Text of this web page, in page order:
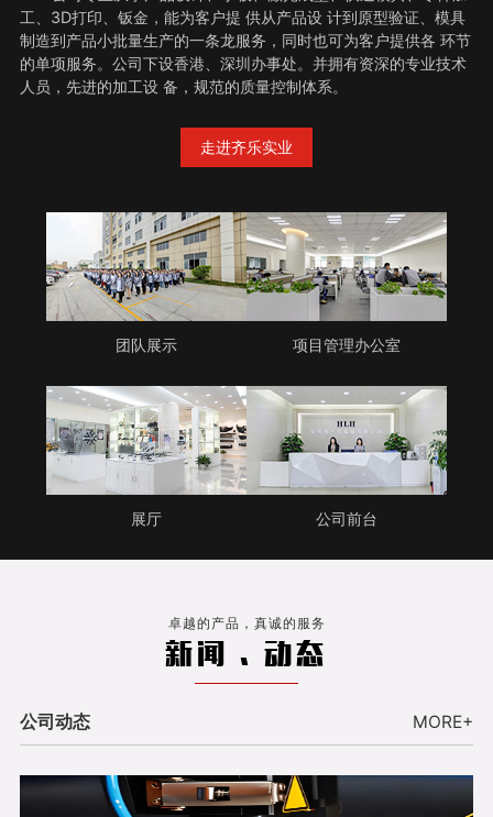
工、3D打印、钣金，能为客户提 供从产品设 计到原型验证、模具
制造到产品小批量生产的一条龙服务，同时也可为客户提供各 环节
的单项服务。公司下设香港、深圳办事处。并拥有资深的专业技术
人员，先进的加工设 备，规范的质量控制体系。
走进齐乐实业
团队展示 项目管理办公室
展厅 公司前台
卓越的产品，真诚的服务
新闻 . 动态
公司动态 MORE+